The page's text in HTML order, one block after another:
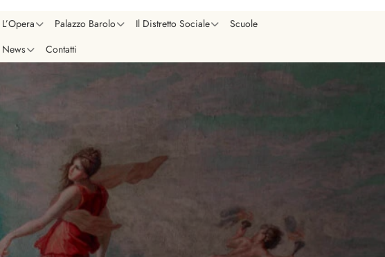
L’Opera Palazzo Barolo Il Distretto Sociale
Scuole
News
Contatti